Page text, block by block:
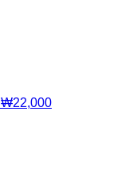
₩22,000